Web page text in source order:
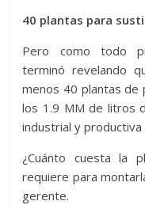
40 plantas para
Pero como todo
terminó revelando
menos 40 plantas de
los 1.9 MM de litros
industrial y
¿Cuánto cuesta la
requiere para
gerente.